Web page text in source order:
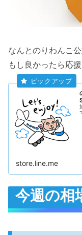
なんとのりわんこ
もし良かったら応
store.line.me
今週の